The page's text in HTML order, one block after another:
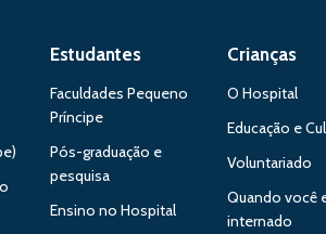
Estudantes
Faculdades Pequeno
Príncipe
Pós-graduação e
pesquisa
Ensino no Hospital
Crianças
O Hospital
Educação e
Voluntariado
Quando você
internado